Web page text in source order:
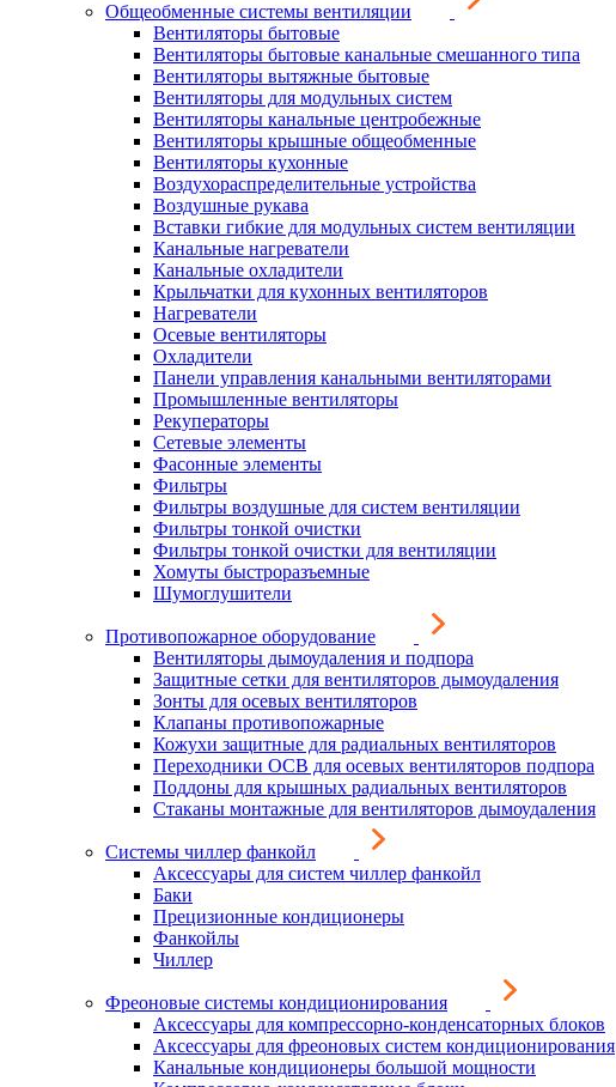
Общеобменные системы вентиляции
Вентиляторы бытовые
Вентиляторы бытовые канальные смешанного типа
Вентиляторы вытяжные бытовые
Вентиляторы для модульных систем
Вентиляторы канальные центробежные
Вентиляторы крышные общеобменные
Вентиляторы кухонные
Воздухораспределительные устройства
Воздушные рукава
Вставки гибкие для модульных систем вентиляции
Канальные нагреватели
Канальные охладители
Крыльчатки для кухонных вентиляторов
Нагреватели
Осевые вентиляторы
Охладители
Панели управления канальными вентиляторами
Промышленные вентиляторы
Рекуператоры
Сетевые элементы
Фасонные элементы
Фильтры
Фильтры воздушные для систем вентиляции
Фильтры тонкой очистки
Фильтры тонкой очистки для вентиляции
Хомуты быстроразъемные
Шумоглушители
Противопожарное оборудование
Вентиляторы дымоудаления и подпора
Защитные сетки для вентиляторов дымоудаления
Зонты для осевых вентиляторов
Клапаны противопожарные
Кожухи защитные для радиальных вентиляторов
Переходники ОСВ для осевых вентиляторов подпора
Поддоны для крышных радиальных вентиляторов
Стаканы монтажные для вентиляторов дымоудаления
Системы чиллер фанкойл
Аксессуары для систем чиллер фанкойл
Баки
Прецизионные кондиционеры
Фанкойлы
Чиллер
Фреоновые системы кондиционирования
Аксессуары для компрессорно-конденсаторных блоков
Аксессуары для фреоновых систем кондиционирования
Канальные кондиционеры большой мощности